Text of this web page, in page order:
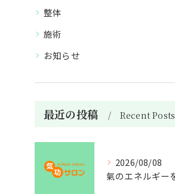
整体
施術
お知らせ
最近の投稿 Recent Posts
2026/08/08